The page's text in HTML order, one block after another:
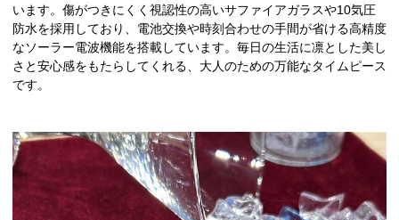
います。傷がつきにくく視認性の高いサファイアガラスや10気圧
防水を採用しており、電池交換や時刻合わせの手間が省ける高精度
なソーラー電波機能を搭載しています。毎日の生活に凛とした美し
さと安心感をもたらしてくれる、大人のための万能なタイムピース
です。